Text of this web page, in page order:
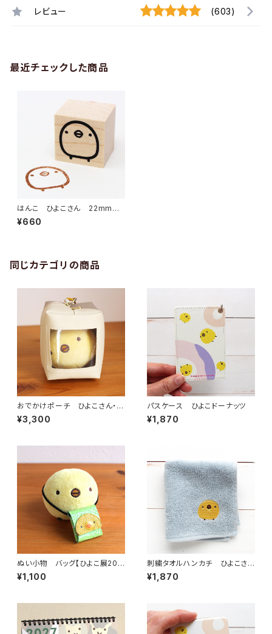
レビュー (603)
最近チェックした商品
はんこ ひよこさん 22mm角
各種
¥660
同じカテゴリの商品
おでかけポーチ ひよこさん・シ
マエナガ
¥3,300
パスケース ひよこドーナッツ
¥1,870
ぬい小物 バッグ【ひよこ展202
6コラボ作品 まげつぶ村さん】
¥1,100
刺繍タオルハンカチ ひよこさん
（2026年版）
¥1,870